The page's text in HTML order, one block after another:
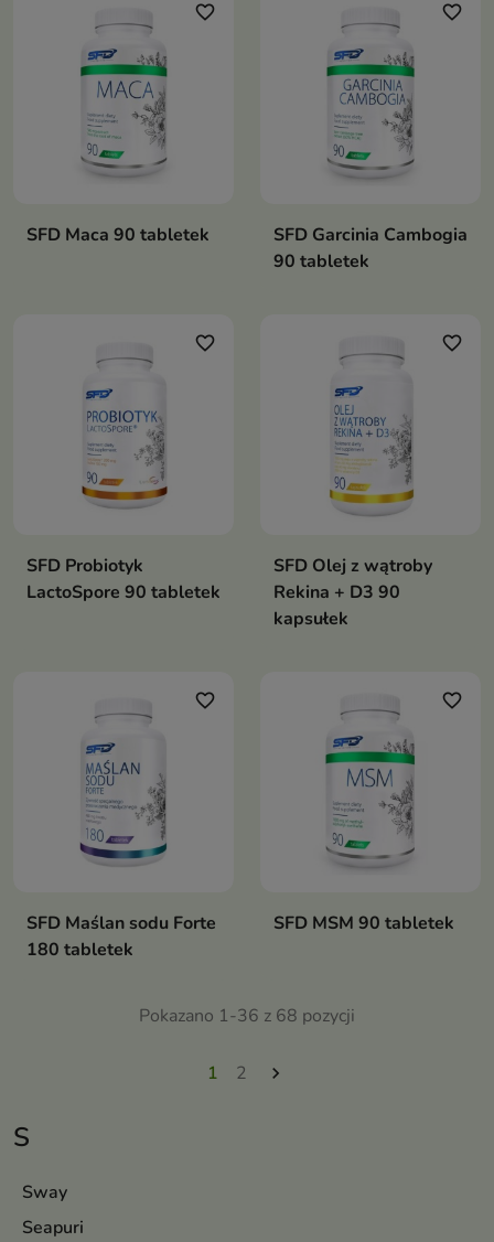
S
Sway
Seapuri
favorite_border
SFD Maca 90 tabletek
favorite_border
SFD Garcinia Cambogia
90 tabletek
favorite_border
SFD Probiotyk
LactoSpore 90 tabletek
favorite_border
SFD Olej z wątroby
Rekina + D3 90
kapsułek
favorite_border
SFD Maślan sodu Forte
180 tabletek
favorite_border
SFD MSM 90 tabletek
Pokazano 1-36 z 68 pozycji
1 2 